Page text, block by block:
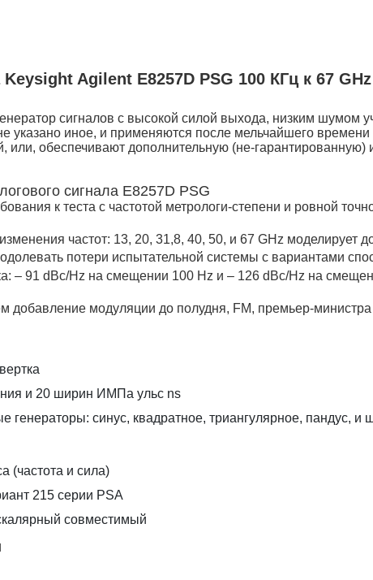
Agilent E8257D PSG 100 КГц к 67 GHz
сигналов с высокой силой выхода, низким шумом
указано иное, и применяются после мельчайшего
или, обеспечивают дополнительную (не-
сигнала E8257D PSG
к теста с частотой метрологи-степени и ровной
частот: 13, 20, 31,8, 40, 50, и 67 GHz моделирует
потери испытательной системы с вариантами
– 91 dBc/Hz на смещении 100 Hz и – 126 dBc/Hz на
добавление модуляции до полудня, FM, премьер-
и 20 ширин ИМПа ульс ns
синус, квадратное, триангулярное, пандус, и
(частота и сила)
215 серии PSA
совместимый